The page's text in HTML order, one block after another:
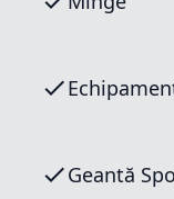
Geantă